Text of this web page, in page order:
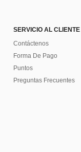
SERVICIO AL CLIENTE
Contáctenos
Forma De Pago
Puntos
Preguntas Frecuentes